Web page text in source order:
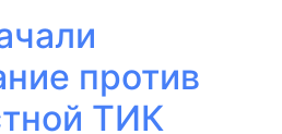
против
ТИК